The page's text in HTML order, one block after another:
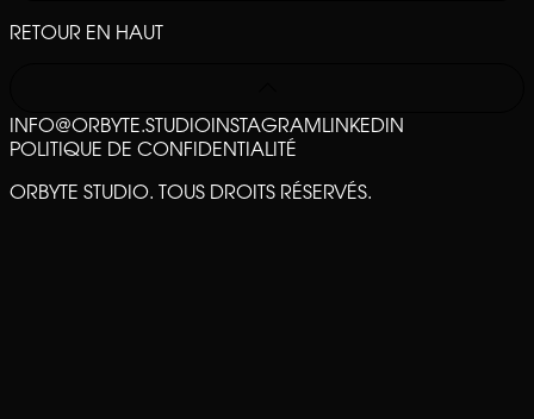
RETOUR EN HAUT
INFO@ORBYTE.STUDIOINSTAGRAMLINKEDIN
POLITIQUE DE CONFIDENTIALITÉ
ORBYTE STUDIO. TOUS DROITS RÉSERVÉS.